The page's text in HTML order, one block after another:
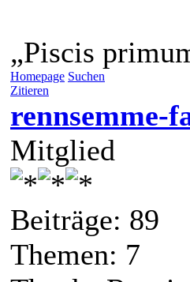
„Piscis
Homepage Suchen
Zitieren
rennsemme-
Mitglied
Beiträge: 89
Themen: 7